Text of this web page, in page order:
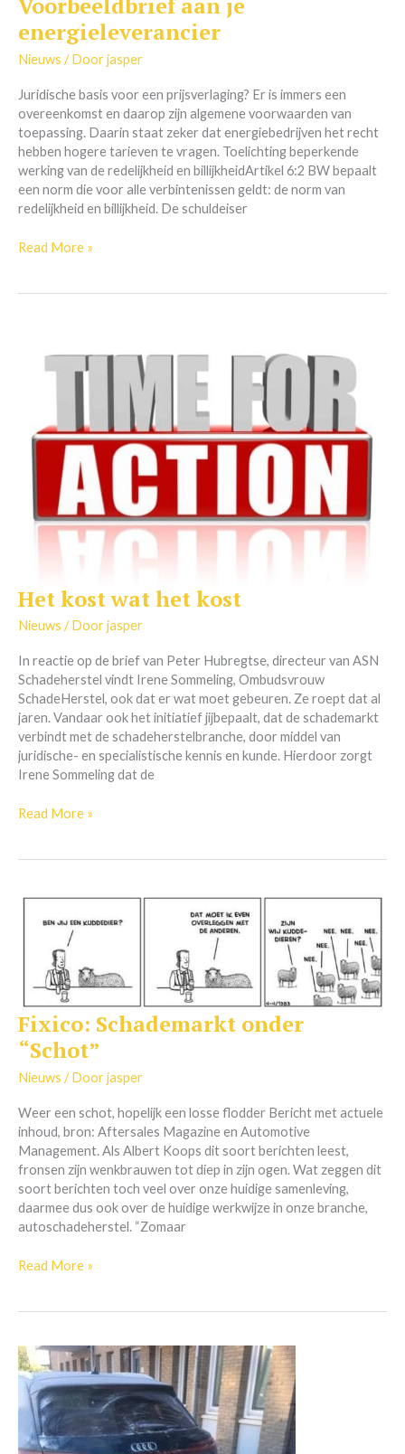
Voorbeeldbrief aan je
energieleverancier
Nieuws / Doorjasper
Juridische basis voor een prijsverlaging? Er is immers een
overeenkomst en daarop zijn algemene voorwaarden van
toepassing. Daarin staat zeker dat energiebedrijven het recht
hebben hogere tarieven te vragen. Toelichting beperkende
werking van de redelijkheid en billijkheidArtikel 6:2 BW bepaalt
een norm die voor alle verbintenissen geldt: de norm van
redelijkheid en billijkheid. De schuldeiser
je
energieleverancier
Read More »
Het kost wat het kost
Nieuws / Doorjasper
In reactie op de brief van Peter Hubregtse, directeur van ASN
Schadeherstel vindt Irene Sommeling, Ombudsvrouw
SchadeHerstel, ook dat er wat moet gebeuren. Ze roept dat al
jaren. Vandaar ook het initiatief jijbepaalt, dat de schademarkt
verbindt met de schadeherstelbranche, door middel van
juridische- en specialistische kennis en kunde. Hierdoor zorgt
Irene Sommeling dat de
Het
wat
kost
Read More »
Fixico: Schademarkt onder
“Schot”
Nieuws / Doorjasper
Weer een schot, hopelijk een losse flodder Bericht met actuele
inhoud, bron: Aftersales Magazine en Automotive
Management. Als Albert Koops dit soort berichten leest,
fronsen zijn wenkbrauwen tot diep in zijn ogen. Wat zeggen dit
soort berichten toch veel over onze huidige samenleving,
daarmee dus ook over de huidige werkwijze in onze branche,
autoschadeherstel. “Zomaar
Fixico:
Schademarkt
onder
“Schot”
Read More »